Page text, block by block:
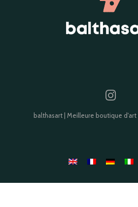
balthasart | Meilleure boutique